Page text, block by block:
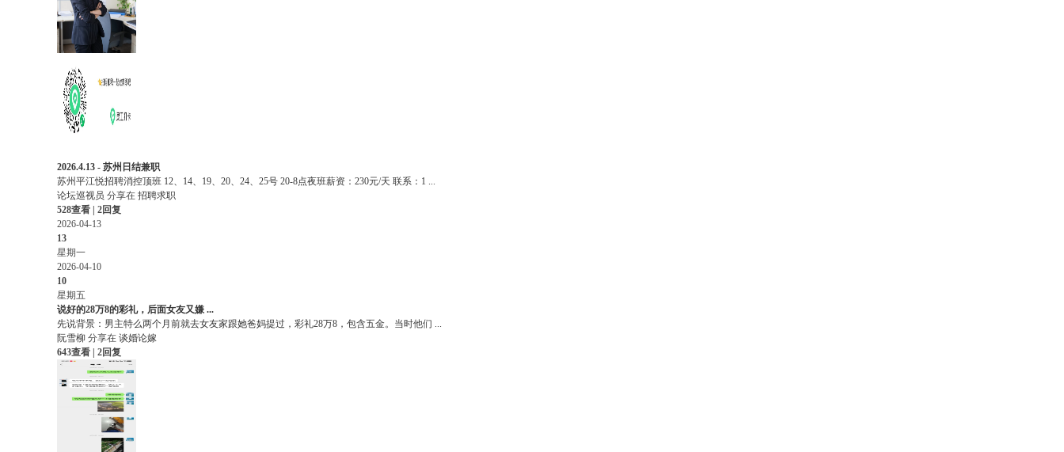
2026.4.13 - 苏州日结兼职
苏州平江悦招聘消控顶班 12、14、19、20、24、25号 20-8点夜班薪资：230元/天 联系：1 ...
论坛巡视员 分享在 招聘求职
528查看 | 2回复
2026-04-13
13
星期一
2026-04-10
10
星期五
说好的28万8的彩礼，后面女友又嫌 ...
先说背景：男主特么两个月前就去女友家跟她爸妈提过，彩礼28万8，包含五金。当时他们 ...
阮雪柳 分享在 谈婚论嫁
643查看 | 2回复